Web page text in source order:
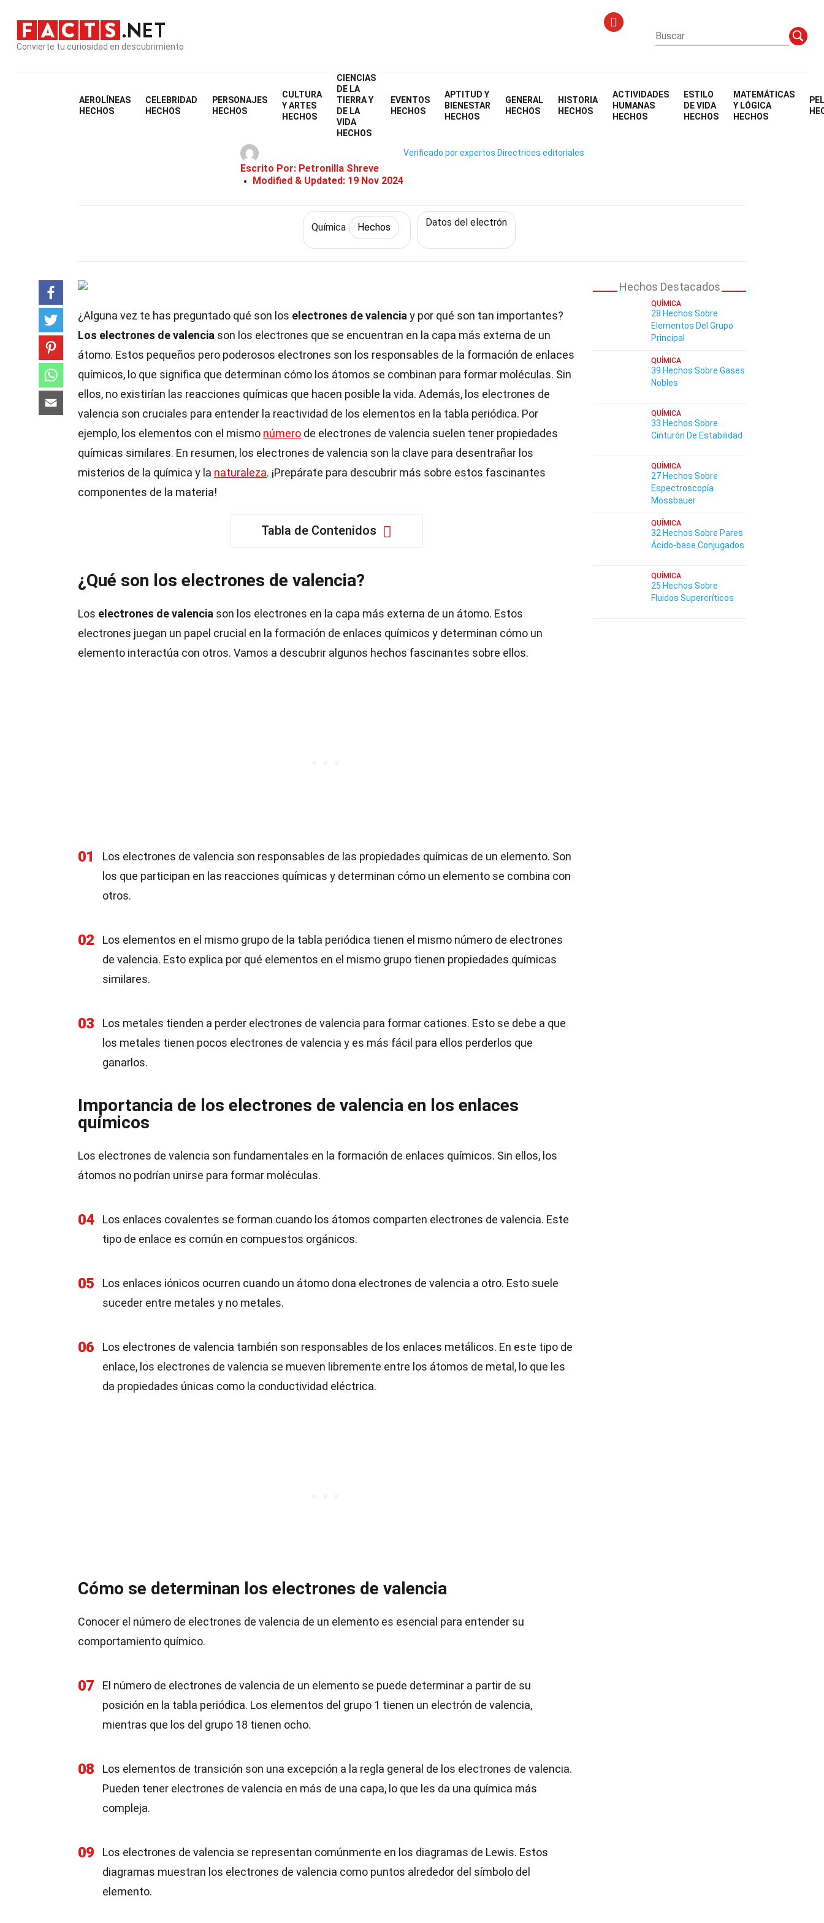
Convierte tu curiosidad en descubrimiento
AEROLÍNEAS
HECHOS
CELEBRIDAD
HECHOS
PERSONAJES
HECHOS
CULTURA
Y ARTES
HECHOS
CIENCIAS
DE LA
TIERRA Y
DE LA
VIDA
HECHOS
EVENTOS
HECHOS
APTITUD Y
BIENESTAR
HECHOS
GENERAL
HECHOS
HISTORIA
HECHOS
ACTIVIDADES
HUMANAS
HECHOS
ESTILO
DE VIDA
HECHOS
MATEMÁTICAS
Y LÓGICA
HECHOS
Home Ciencia
26 Hechos Sobre Electrones De Valencia
Escrito Por: Petronilla Shreve
Modified & Updated: 19 Nov 2024
Verificado por expertos Directrices editoriales
Química Hechos Datos del electrón
¿Alguna vez te has preguntado qué son los electrones de valencia y por qué son tan importantes?
Los electrones de valencia son los electrones que se encuentran en la capa más externa de un
átomo. Estos pequeños pero poderosos electrones son los responsables de la formación de enlaces
químicos, lo que significa que determinan cómo los átomos se combinan para formar moléculas. Sin
ellos, no existirían las reacciones químicas que hacen posible la vida. Además, los electrones de
valencia son cruciales para entender la reactividad de los elementos en la tabla periódica. Por
ejemplo, los elementos con el mismo número de electrones de valencia suelen tener propiedades
químicas similares. En resumen, los electrones de valencia son la clave para desentrañar los
misterios de la química y la naturaleza. ¡Prepárate para descubrir más sobre estos fascinantes
componentes de la materia!
Tabla de Contenidos
¿Qué son los electrones de valencia?
Los electrones de valencia son los electrones en la capa más externa de un átomo. Estos
electrones juegan un papel crucial en la formación de enlaces químicos y determinan cómo un
elemento interactúa con otros. Vamos a descubrir algunos hechos fascinantes sobre ellos.
01
Los electrones de valencia son responsables de las propiedades químicas de un elemento. Son
los que participan en las reacciones químicas y determinan cómo un elemento se combina con
otros.
02
Los elementos en el mismo grupo de la tabla periódica tienen el mismo número de electrones
de valencia. Esto explica por qué elementos en el mismo grupo tienen propiedades químicas
similares.
03
Los metales tienden a perder electrones de valencia para formar cationes. Esto se debe a que
los metales tienen pocos electrones de valencia y es más fácil para ellos perderlos que
ganarlos.
Importancia de los electrones de valencia en los enlaces
químicos
Los electrones de valencia son fundamentales en la formación de enlaces químicos. Sin ellos, los
átomos no podrían unirse para formar moléculas.
04
Los enlaces covalentes se forman cuando los átomos comparten electrones de valencia. Este
tipo de enlace es común en compuestos orgánicos.
05
Los enlaces iónicos ocurren cuando un átomo dona electrones de valencia a otro. Esto suele
suceder entre metales y no metales.
06
Los electrones de valencia también son responsables de los enlaces metálicos. En este tipo de
enlace, los electrones de valencia se mueven libremente entre los átomos de metal, lo que les
da propiedades únicas como la conductividad eléctrica.
Cómo se determinan los electrones de valencia
Conocer el número de electrones de valencia de un elemento es esencial para entender su
comportamiento químico.
07
El número de electrones de valencia de un elemento se puede determinar a partir de su
posición en la tabla periódica. Los elementos del grupo 1 tienen un electrón de valencia,
mientras que los del grupo 18 tienen ocho.
08
Los elementos de transición son una excepción a la regla general de los electrones de valencia.
Pueden tener electrones de valencia en más de una capa, lo que les da una química más
compleja.
09
Los electrones de valencia se representan comúnmente en los diagramas de Lewis. Estos
diagramas muestran los electrones de valencia como puntos alrededor del símbolo del
elemento.
Hechos Destacados
QUÍMICA
28 Hechos Sobre
Elementos Del Grupo
Principal
QUÍMICA
39 Hechos Sobre Gases
Nobles
QUÍMICA
33 Hechos Sobre
Cinturón De Estabilidad
QUÍMICA
27 Hechos Sobre
Espectroscopía
Mössbauer
QUÍMICA
32 Hechos Sobre Pares
Ácido-base Conjugados
QUÍMICA
25 Hechos Sobre
Fluidos Supercríticos